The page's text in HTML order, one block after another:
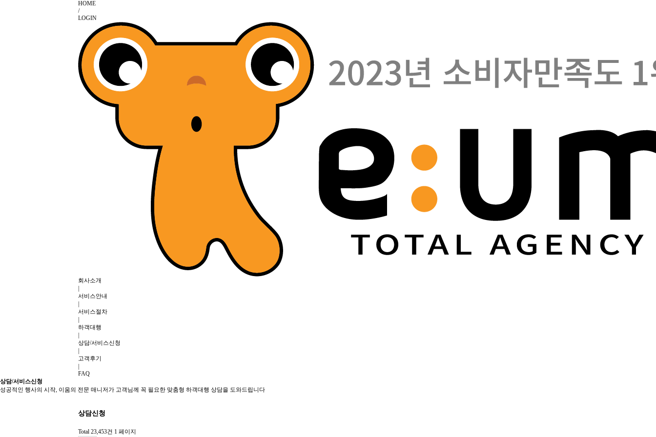
HOME
/
LOGIN
회사소개
서비스안내
서비스절차
하객대행
상담/서비스신청
고객후기
FAQ
상담/서비스신청
성공적인 행사의 시작, 이움의 전문 매니저가 고객님께 꼭 필요한 맞춤형 하객대행 상담을 도와드립니다
상담신청
Total 23,453건 1 페이지